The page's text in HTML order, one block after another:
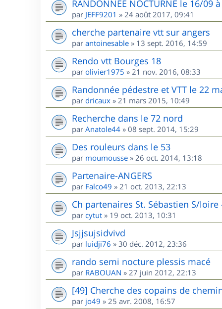
RANDONNEE NOCTURNE le 16/09
par JEFF9201 » 24 août 2017, 09:41
cherche partenaire vtt sur angers
par antoinesable » 13 sept. 2016, 14:59
Rendo vtt Bourges 18
par olivier1975 » 21 nov. 2016, 08:33
Randonnée pédestre et VTT le 22
par dricaux » 21 mars 2015, 10:49
Recherche dans le 72 nord
par Anatole44 » 08 sept. 2014, 15:29
Des rouleurs dans le 53
par moumousse » 26 oct. 2014, 13:18
Partenaire-ANGERS
par Falco49 » 21 oct. 2013, 22:13
Ch partenaires St. Sébastien S/loire
par cytut » 19 oct. 2013, 10:31
Jsjjsujsidvivd
par luidji76 » 30 déc. 2012, 23:36
rando semi nocture plessis macé
par RABOUAN » 27 juin 2012, 22:13
[49] Cherche des copains de
par jo49 » 25 avr. 2008, 16:57